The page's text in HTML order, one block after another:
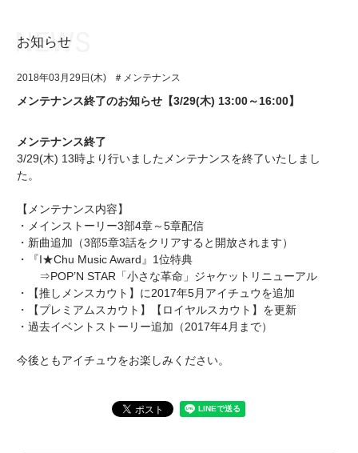
アプリゲーム
ミュージック
グッズ・本
ギャラリー
ユニット&キャラクター
イベント・キャンペーン
ミュージック
グッズ・本
ギャラリー
お知らせ
2018年03月29日(木) ＃メンテナンス
メンテナンス終了のお知らせ【3/29(木) 13:00～16:00】
メンテナンス終了
3/29(木) 13時より行いましたメンテナンスを終了いたしまし
た。
【メンテナンス内容】
・メインストーリー3部4章～5章配信
・新曲追加（3部5章3話をクリアすると開放されます）
・『I★Chu Music Award』1位特典
⇒POP’N STAR「小さな革命」ジャケットリニューアル
・【推しメンスカウト】に2017年5月アイチュウを追加
・【プレミアムスカウト】【ロイヤルスカウト】を更新
・過去イベントストーリー追加（2017年4月まで）
今後ともアイチュウをお楽しみください。